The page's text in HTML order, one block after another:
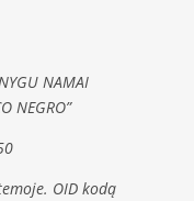
NAMAI
NEGRO”
OID kodą